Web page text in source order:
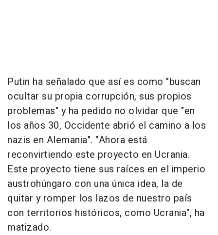
Putin ha señalado que así es como "buscan
ocultar su propia corrupción, sus propios
problemas" y ha pedido no olvidar que "en
los años 30, Occidente abrió el camino a los
nazis en Alemania". "Ahora está
reconvirtiendo este proyecto en Ucrania.
Este proyecto tiene sus raíces en el imperio
austrohúngaro con una única idea, la de
quitar y romper los lazos de nuestro país
con territorios históricos, como Ucrania", ha
matizado.